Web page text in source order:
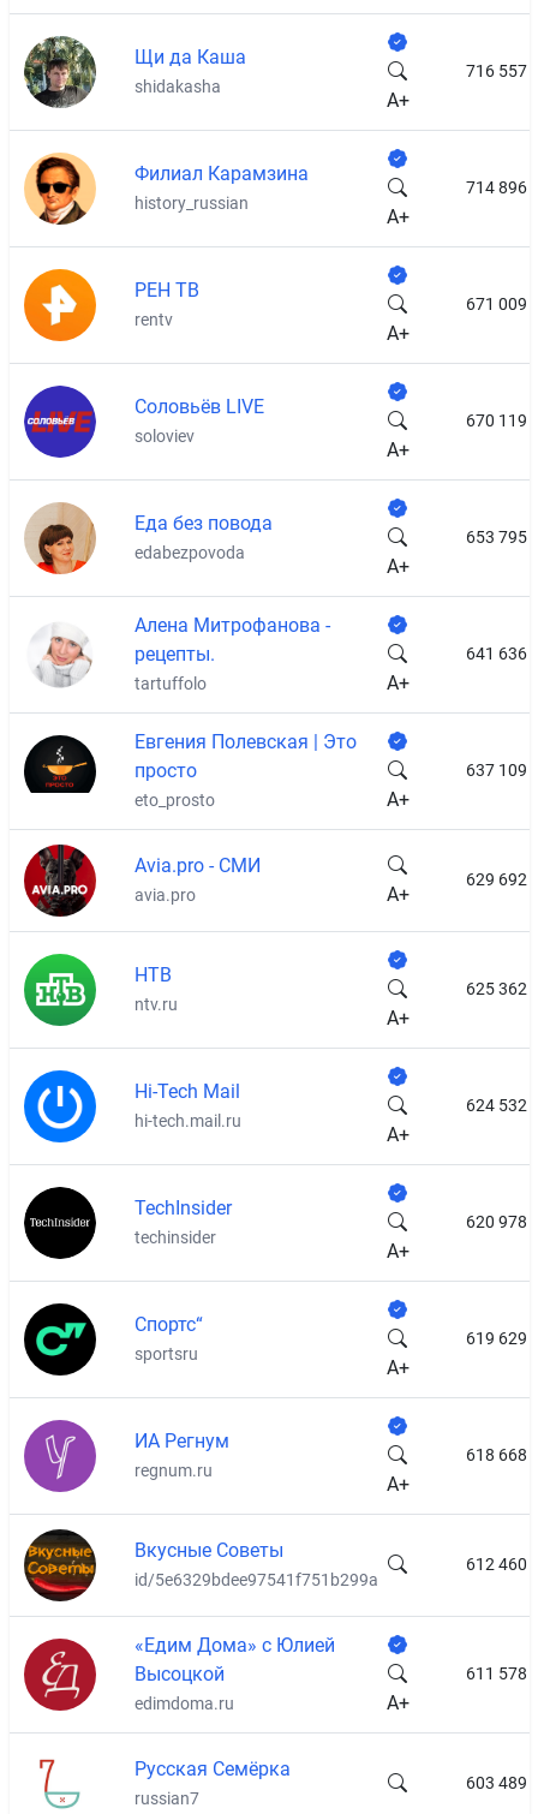
Щи да Каша
shidakasha
A+
716 557
Филиал Карамзина
history_russian
A+
714 896
РЕН ТВ
rentv
A+
671 009
Соловьёв LIVE
soloviev
A+
670 119
Еда без повода
edabezpovoda
A+
653 795
Алена Митрофанова -
рецепты.
tartuffolo A+
641 636
Евгения Полевская | Это
просто
eto_prosto A+
637 109
Avia.pro - СМИ
avia.pro A+
629 692
НТВ
ntv.ru
A+
625 362
Hi-Tech Mail
hi-tech.mail.ru
A+
624 532
TechInsider
techinsider
A+
620 978
Спортс“
sportsru
A+
619 629
ИА Регнум
regnum.ru
A+
618 668
Вкусные Советы
id/5e6329bdee97541f751b299a
612 460
«Едим Дома» с Юлией
Высоцкой
edimdoma.ru A+
611 578
Русская Семёрка
russian7
603 489